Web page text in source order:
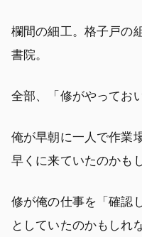
欄間の細工。格子戸の
書院。
全部、「修がやってお
俺が早朝に一人で作業
早くに来ていたのかも
修が俺の仕事を「確認
としていたのかもしれ